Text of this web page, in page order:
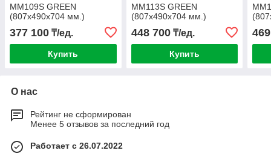
MM109S GREEN
(807x490x704 мм.)
377 100 ₸/ед.
Купить
MM113S GREEN
(807x490x704 мм.)
448 700₸/ед.
Купить
О нас
Рейтинг не сформирован
Менее 5 отзывов за последний год
Работает с 26.07.2022